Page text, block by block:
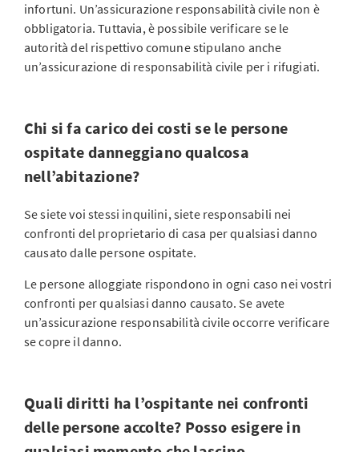
infortuni. Un’assicurazione responsabilità civile non è
obbligatoria. Tuttavia, è possibile verificare se le
autorità del rispettivo comune stipulano anche
un’assicurazione di responsabilità civile per i rifugiati.
Chi si fa carico dei costi se le persone
ospitate danneggiano qualcosa
nell’abitazione?
Se siete voi stessi inquilini, siete responsabili nei
confronti del proprietario di casa per qualsiasi danno
causato dalle persone ospitate.
Le persone alloggiate rispondono in ogni caso nei vostri
confronti per qualsiasi danno causato. Se avete
un’assicurazione responsabilità civile occorre verificare
se copre il danno.
Quali diritti ha l’ospitante nei confronti
delle persone accolte? Posso esigere in